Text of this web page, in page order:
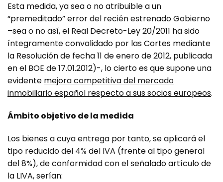
Esta medida, ya sea o no atribuible a un
“premeditado” error del recién estrenado Gobierno
–sea o no así, el Real Decreto-Ley 20/2011 ha sido
íntegramente convalidado por las Cortes mediante
la Resolución de fecha 11 de enero de 2012, publicada
en el BOE de 17.01.2012)-, lo cierto es que supone una
evidente mejora competitiva del mercado
inmobiliario español respecto a sus socios europeos.
Ámbito objetivo de la medida
Los bienes a cuya entrega por tanto, se aplicará el
tipo reducido del 4% del IVA (frente al tipo general
del 8%), de conformidad con el señalado artículo de
la LIVA, serían: